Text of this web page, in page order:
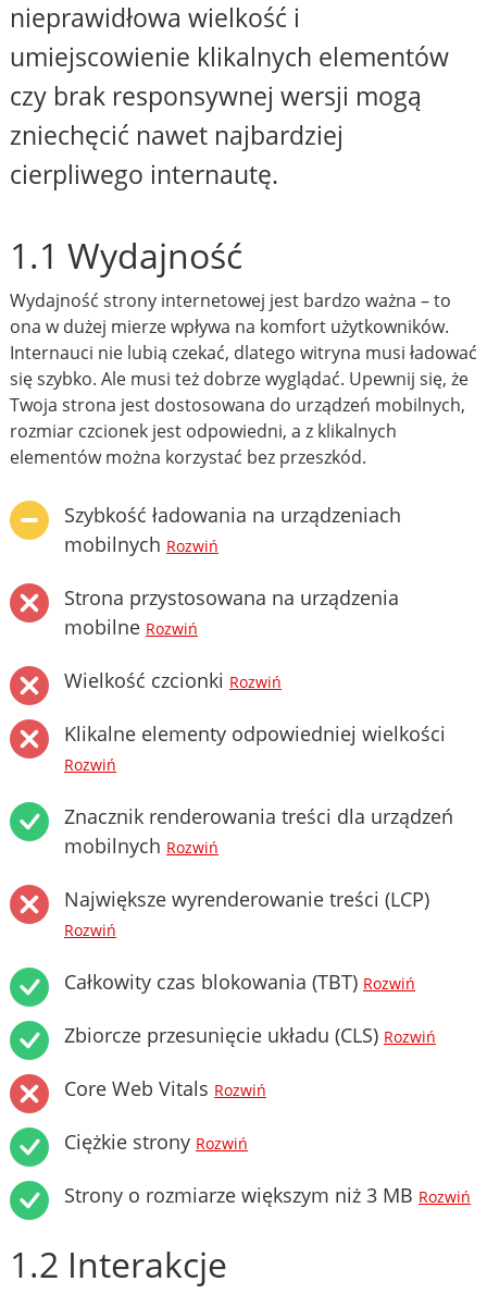
nieprawidłowa wielkość i
umiejscowienie klikalnych elementów
czy brak responsywnej wersji mogą
zniechęcić nawet najbardziej
cierpliwego internautę.
1.1 Wydajność
Wydajność strony internetowej jest bardzo ważna – to
ona w dużej mierze wpływa na komfort użytkowników.
Internauci nie lubią czekać, dlatego witryna musi ładować
się szybko. Ale musi też dobrze wyglądać. Upewnij się, że
Twoja strona jest dostosowana do urządzeń mobilnych,
rozmiar czcionek jest odpowiedni, a z klikalnych
elementów można korzystać bez przeszkód.
Szybkość ładowania na urządzeniach
mobilnych Rozwiń
Strona przystosowana na urządzenia
mobilne Rozwiń
Wielkość czcionki Rozwiń
Klikalne elementy odpowiedniej wielkości
Rozwiń
Znacznik renderowania treści dla urządzeń
mobilnych Rozwiń
Największe wyrenderowanie treści (LCP)
Rozwiń
Całkowity czas blokowania (TBT) Rozwiń
Zbiorcze przesunięcie układu (CLS) Rozwiń
Core Web Vitals Rozwiń
Ciężkie strony Rozwiń
Strony o rozmiarze większym niż 3 MB Rozwiń
1.2 Interakcje